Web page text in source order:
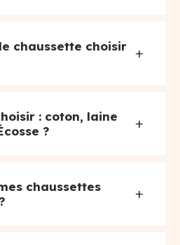
chaussette choisir +
: coton, laine
?
+
chaussettes
+